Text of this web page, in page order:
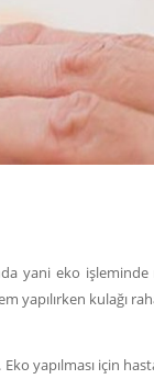
yani eko
yapılırken kulağı
yapılması için